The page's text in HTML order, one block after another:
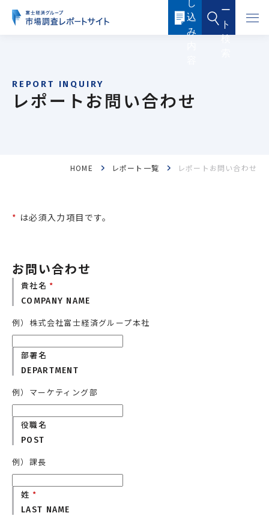
し
込
み
ー
ト
検
フード・フードサービス ヘルスケア
その他
レポートお問い合わせ
HOME レポート一覧 レポートお問い合わせ
* は必須入力項目です。
お問い合わせ
貴社名*
COMPANY NAME
例）株式会社富士経済グループ本社
部署名
DEPARTMENT
例）マーケティング部
役職名
POST
例）課長
姓 *
LAST NAME